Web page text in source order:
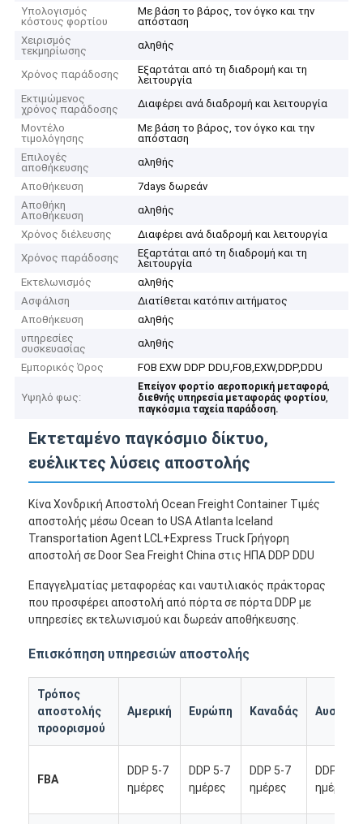
Υπολογισμός
κόστους φορτίου
Με βάση το βάρος, τον όγκο και την
απόσταση
Χειρισμός
τεκμηρίωσης
αληθής
Χρόνος παράδοσης
Εξαρτάται από τη διαδρομή και τη
λειτουργία
Εκτιμώμενος
χρόνος παράδοσης
Διαφέρει ανά διαδρομή και λειτουργία
Μοντέλο
τιμολόγησης
Με βάση το βάρος, τον όγκο και την
απόσταση
Επιλογές
αποθήκευσης
αληθής
Αποθήκευση
7days δωρεάν
Αποθήκη
Αποθήκευση
αληθής
Χρόνος διέλευσης
Διαφέρει ανά διαδρομή και λειτουργία
Χρόνος παράδοσης
Εξαρτάται από τη διαδρομή και τη
λειτουργία
Εκτελωνισμός
αληθής
Ασφάλιση
Διατίθεται κατόπιν αιτήματος
Αποθήκευση
αληθής
υπηρεσίες
συσκευασίας
αληθής
Εμπορικός Όρος
FOB EXW DDP DDU,FOB,EXW,DDP,DDU
Υψηλό φως:
Επείγον φορτίο αεροπορική μεταφορά,
διεθνής υπηρεσία μεταφοράς φορτίου,
παγκόσμια ταχεία παράδοση.
Εκτεταμένο παγκόσμιο δίκτυο,
ευέλικτες λύσεις αποστολής
Κίνα Χονδρική Αποστολή Ocean Freight Container Τιμές
αποστολής μέσω Ocean to USA Atlanta Iceland
Transportation Agent LCL+Express Truck Γρήγορη
αποστολή σε Door Sea Freight China στις ΗΠΑ DDP DDU
Επαγγελματίας μεταφορέας και ναυτιλιακός πράκτορας
που προσφέρει αποστολή από πόρτα σε πόρτα DDP με
υπηρεσίες εκτελωνισμού και δωρεάν αποθήκευσης.
Επισκόπηση υπηρεσιών αποστολής
Τρόπος
αποστολής
προορισμού
Αμερική Ευρώπη Καναδάς
FBA
DDP 5-7
ημέρες
DDP 5-7
ημέρες
DDP 5-7
ημέρες
DDP 5-7
ημέρες